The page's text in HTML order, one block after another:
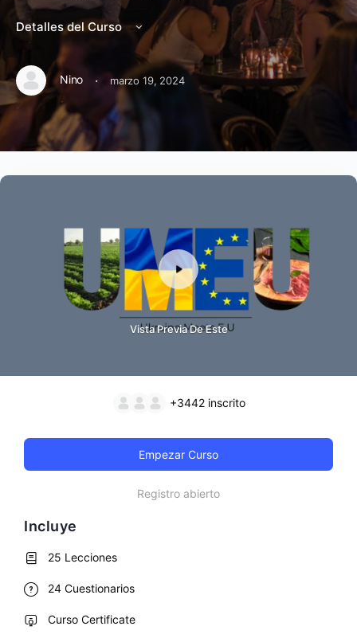
Detalles del Curso
Nino · marzo 19, 2024
Vista Previa De Este
+3442 inscrito
Empezar Curso
Registro abierto
Incluye
25 Lecciones
24 Cuestionarios
Curso Certificate